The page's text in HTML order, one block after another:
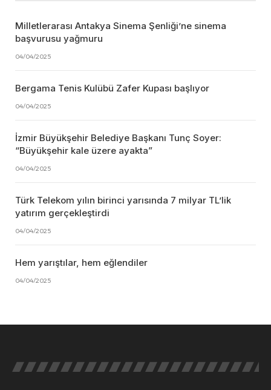
Milletlerarası Antakya Sinema Şenliği’ne sinema
başvurusu yağmuru
04/04/2025
Bergama Tenis Kulübü Zafer Kupası başlıyor
04/04/2025
İzmir Büyükşehir Belediye Başkanı Tunç Soyer:
“Büyükşehir kale üzere ayakta”
04/04/2025
Türk Telekom yılın birinci yarısında 7 milyar TL’lik
yatırım gerçekleştirdi
04/04/2025
Hem yarıştılar, hem eğlendiler
04/04/2025